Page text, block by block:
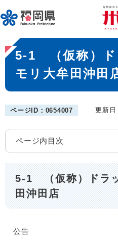
ー
ジ
先
頭
。
メニューを飛
本
文
5-1 （仮称）ド
モリ大牟田沖田
ページID：0654007 更新日
ページ内目次
5-1 （仮称）ドラ
田沖田店
公告